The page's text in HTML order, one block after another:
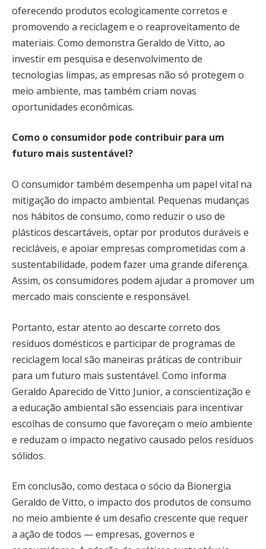
oferecendo produtos ecologicamente corretos e
promovendo a reciclagem e o reaproveitamento de
materiais. Como demonstra Geraldo de Vitto, ao
investir em pesquisa e desenvolvimento de
tecnologias limpas, as empresas não só protegem o
meio ambiente, mas também criam novas
oportunidades econômicas.
Como o consumidor pode contribuir para um
futuro mais sustentável?
O consumidor também desempenha um papel vital na
mitigação do impacto ambiental. Pequenas mudanças
nos hábitos de consumo, como reduzir o uso de
plásticos descartáveis, optar por produtos duráveis e
recicláveis, e apoiar empresas comprometidas com a
sustentabilidade, podem fazer uma grande diferença.
Assim, os consumidores podem ajudar a promover um
mercado mais consciente e responsável.
Portanto, estar atento ao descarte correto dos
resíduos domésticos e participar de programas de
reciclagem local são maneiras práticas de contribuir
para um futuro mais sustentável. Como informa
Geraldo Aparecido de Vitto Junior, a conscientização e
a educação ambiental são essenciais para incentivar
escolhas de consumo que favoreçam o meio ambiente
e reduzam o impacto negativo causado pelos resíduos
sólidos.
Em conclusão, como destaca o sócio da Bionergia
Geraldo de Vitto, o impacto dos produtos de consumo
no meio ambiente é um desafio crescente que requer
a ação de todos — empresas, governos e